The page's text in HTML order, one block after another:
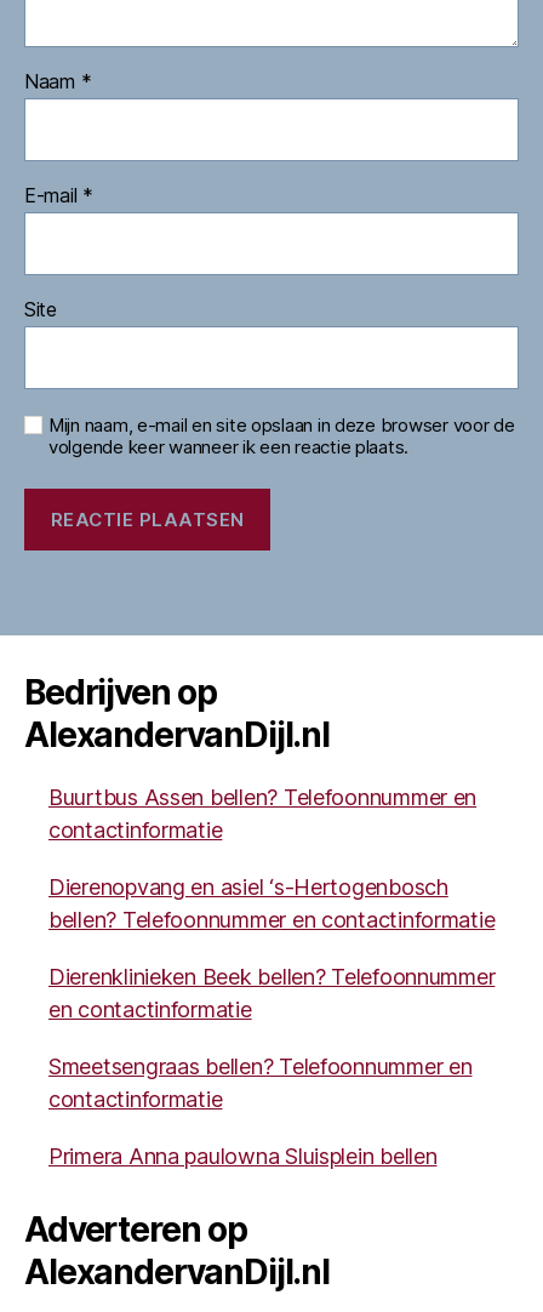
Naam *
E-mail *
Site
Mijn naam, e-mail en site opslaan in deze browser voor de
volgende keer wanneer ik een reactie plaats.
Bedrijven op
AlexandervanDijl.nl
Buurtbus Assen bellen? Telefoonnummer en
contactinformatie
Dierenopvang en asiel ‘s-Hertogenbosch
bellen? Telefoonnummer en contactinformatie
Dierenklinieken Beek bellen? Telefoonnummer
en contactinformatie
Smeetsengraas bellen? Telefoonnummer en
contactinformatie
Primera Anna paulowna Sluisplein bellen
Adverteren op
AlexandervanDijl.nl